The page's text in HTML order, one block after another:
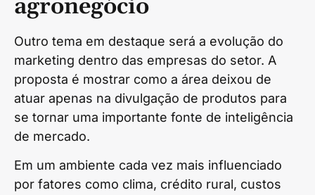
agronegócio
Outro tema em destaque será a evolução do
marketing dentro das empresas do setor. A
proposta é mostrar como a área deixou de
atuar apenas na divulgação de produtos para
se tornar uma importante fonte de inteligência
de mercado.
Em um ambiente cada vez mais influenciado
por fatores como clima, crédito rural, custos